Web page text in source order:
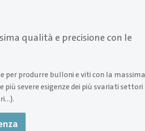
qualità e precisione con le
per produrre bulloni e viti con la massima
più severe esigenze dei più svariati settori